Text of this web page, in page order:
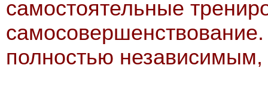
самостоятельные
полностью независимым,